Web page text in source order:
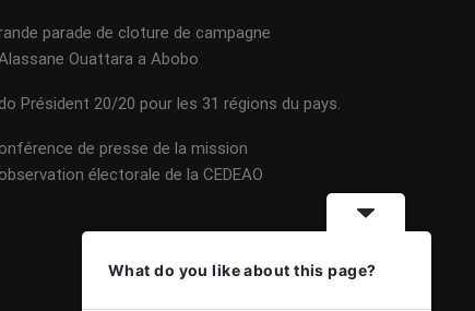
parade de cloture de campagne
Ouattara a Abobo
Président 20/20 pour les 31 régions du pays.
de presse de la mission
électorale de la CEDEAO
What do you like about this page?